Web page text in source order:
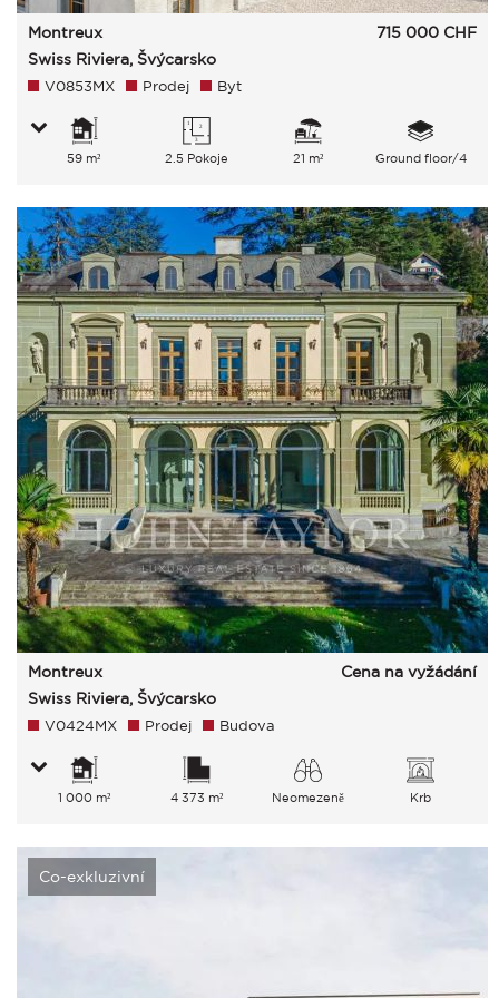
Montreux
Swiss Riviera, Švýcarsko
715 000 CHF
V0853MX Prodej Byt
59 m² 2.5 Pokoje 21 m² Ground floor/4
Montreux
Swiss Riviera, Švýcarsko
Cena na vyžádání
V0424MX Prodej Budova
1 000 m² 4 373 m²
Neomezeně
Krb
Co-exkluzivní